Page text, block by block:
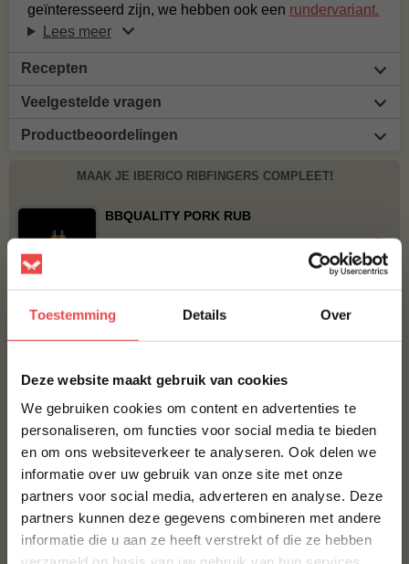
Toestemming Details Over
Deze website maakt gebruik van cookies
We gebruiken cookies om content en advertenties te
personaliseren, om functies voor social media te bieden
en om ons websiteverkeer te analyseren. Ook delen we
informatie over uw gebruik van onze site met onze
partners voor social media, adverteren en analyse. Deze
partners kunnen deze gegevens combineren met andere
informatie die u aan ze heeft verstrekt of die ze hebben
geïnteresseerd zijn, we hebben ook een rundervariant.
Lees meer
Recepten
Veelgestelde vragen
Productbeoordelingen
MAAK JE IBERICO RIBFINGERS COMPLEET!
BBQUALITY PORK RUB
€ 9,95
Bestel alles
Jalapeño cheddar worst
Procureur
(24)
10% korting op je
eerste bestelling*
Schrijf je in voor onze nieuwsbrief en ontvang direct
10% korting op jouw eerste bestelling.
VOORNAAM